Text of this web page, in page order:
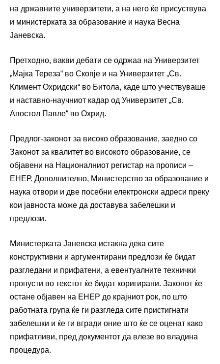
на државните универзитети, а на него ќе присуствува
и министерката за образование и наука Весна
Јаневска.
Претходно, вакви дебати се одржаа на Универзитет
„Мајка Тереза“ во Скопје и на Универзитет „Св.
Климент Охридски“ во Битола, каде што учествуваше
и наставно-научниот кадар од Универзитет „Св.
Апостол Павле“ во Охрид.
Предлог-законот за високо образование, заедно со
Законот за квалитет во високото образование, се
објавени на Националниот регистар на прописи –
ЕНЕР. Дополнително, Министерство за образование и
наука отвори и две посебни електронски адреси преку
кои јавноста може да доставува забелешки и
предлози.
Министерката Јаневска истакна дека сите
конструктивни и аргументирани предлози ќе бидат
разгледани и прифатени, а евентуалните технички
пропусти во текстот ќе бидат коригирани. Законот ќе
остане објавен на ЕНЕР до крајниот рок, по што
работната група ќе ги разгледа сите пристигнати
забелешки и ќе ги вгради оние што ќе се оценат како
прифатливи, пред документот да влезе во владина
процедура.